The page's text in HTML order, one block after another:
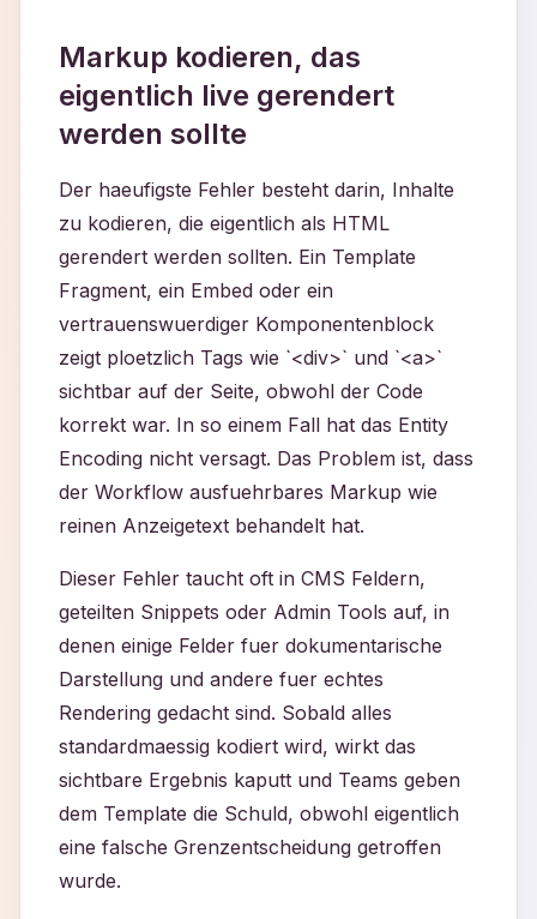
Markup kodieren, das
eigentlich live gerendert
werden sollte
Der haeufigste Fehler besteht darin, Inhalte
zu kodieren, die eigentlich als HTML
gerendert werden sollten. Ein Template
Fragment, ein Embed oder ein
vertrauenswuerdiger Komponentenblock
zeigt ploetzlich Tags wie `<div>` und `<a>`
sichtbar auf der Seite, obwohl der Code
korrekt war. In so einem Fall hat das Entity
Encoding nicht versagt. Das Problem ist, dass
der Workflow ausfuehrbares Markup wie
reinen Anzeigetext behandelt hat.
Dieser Fehler taucht oft in CMS Feldern,
geteilten Snippets oder Admin Tools auf, in
denen einige Felder fuer dokumentarische
Darstellung und andere fuer echtes
Rendering gedacht sind. Sobald alles
standardmaessig kodiert wird, wirkt das
sichtbare Ergebnis kaputt und Teams geben
dem Template die Schuld, obwohl eigentlich
eine falsche Grenzentscheidung getroffen
wurde.